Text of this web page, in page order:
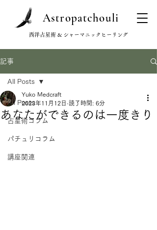
Astropatchouli
西洋占星術 & シャーマニックヒーリング
記事
All Posts
占星術コラム
パチュリコラム
講座関連
All Posts
あなたができるのは一度きり
Yuko Medcraft
2023年11月12日 読了時間: 6分